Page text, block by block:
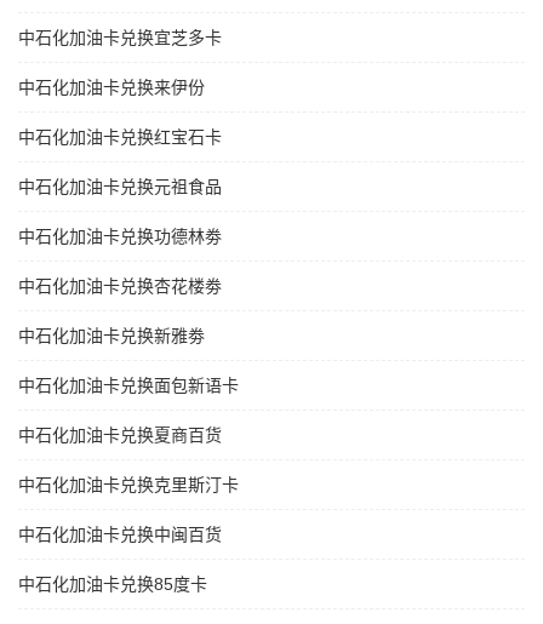
中石化加油卡兑换宜芝多卡
中石化加油卡兑换来伊份
中石化加油卡兑换红宝石卡
中石化加油卡兑换元祖食品
中石化加油卡兑换功德林劵
中石化加油卡兑换杏花楼劵
中石化加油卡兑换新雅劵
中石化加油卡兑换面包新语卡
中石化加油卡兑换夏商百货
中石化加油卡兑换克里斯汀卡
中石化加油卡兑换中闽百货
中石化加油卡兑换85度卡